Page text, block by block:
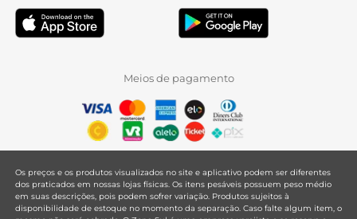
Meios de pagamento
Os preços e os produtos visualizados no site e aplicativo podem ser diferentes
dos praticados em nossas lojas físicas. Os itens pesáveis possuem peso médio
em suas descrições, pois podem sofrer variação. Produtos sujeitos à
disponibilidade de estoque no momento da separação. Caso falte algum item, o